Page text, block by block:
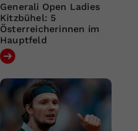
Generali Open Ladies
Kitzbühel: 5
Österreicherinnen im
Hauptfeld